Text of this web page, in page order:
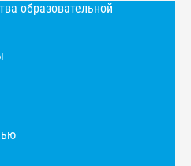
образовательной